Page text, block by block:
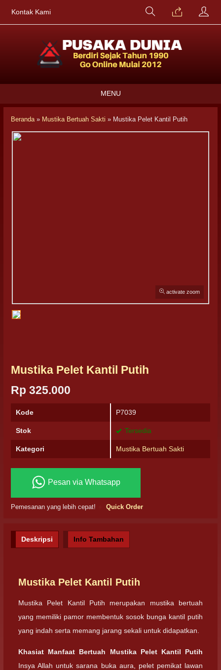
Kontak Kami
MENU
Beranda» Mustika Bertuah Sakti » Mustika Pelet Kantil Putih
activate zoom
Mustika Pelet Kantil Putih
Rp 325.000
Kode P7039
Stok Tersedia
Kategori Mustika Bertuah Sakti
Pesan via Whatsapp
Pemesanan yang lebih cepat! Quick Order
Deskripsi Info Tambahan
Mustika Pelet Kantil Putih
Mustika Pelet Kantil Putih merupakan mustika bertuah
yang memiliki pamor membentuk sosok bunga kantil putih
yang indah serta memang jarang sekali untuk didapatkan.
Khasiat Manfaat Bertuah Mustika Pelet Kantil Putih
Insya Allah untuk sarana buka aura, pelet pemikat lawan